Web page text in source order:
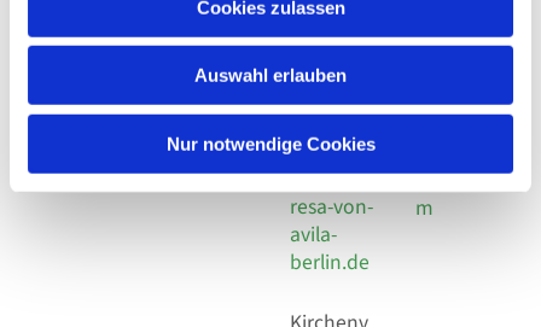
Cookies zulassen
Auswahl erlauben
Nur notwendige Cookies
Leitender Pfarrer - Norbert
Behaimstr. 39
+49 30
924 64 28
Fax +49
30 924 54
18
E-Mail
info@the
resa-von-
avila-
berlin.de
Social
Impressu
m